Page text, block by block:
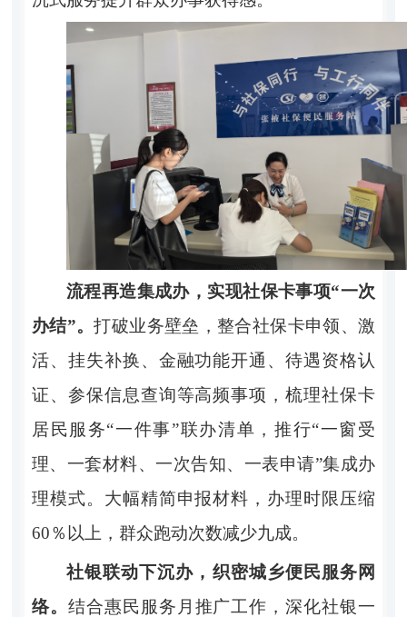
流程再造集成办，实现社保卡事项“一次
办结”。打破业务壁垒，整合社保卡申领、激
活、挂失补换、金融功能开通、待遇资格认
证、参保信息查询等高频事项，梳理社保卡
居民服务“一件事”联办清单，推行“一窗受
理、一套材料、一次告知、一表申请”集成办
理模式。大幅精简申报材料，办理时限压缩
60％以上，群众跑动次数减少九成。
社银联动下沉办，织密城乡便民服务网
络。 结合惠民服务月推广工作，深化社银一